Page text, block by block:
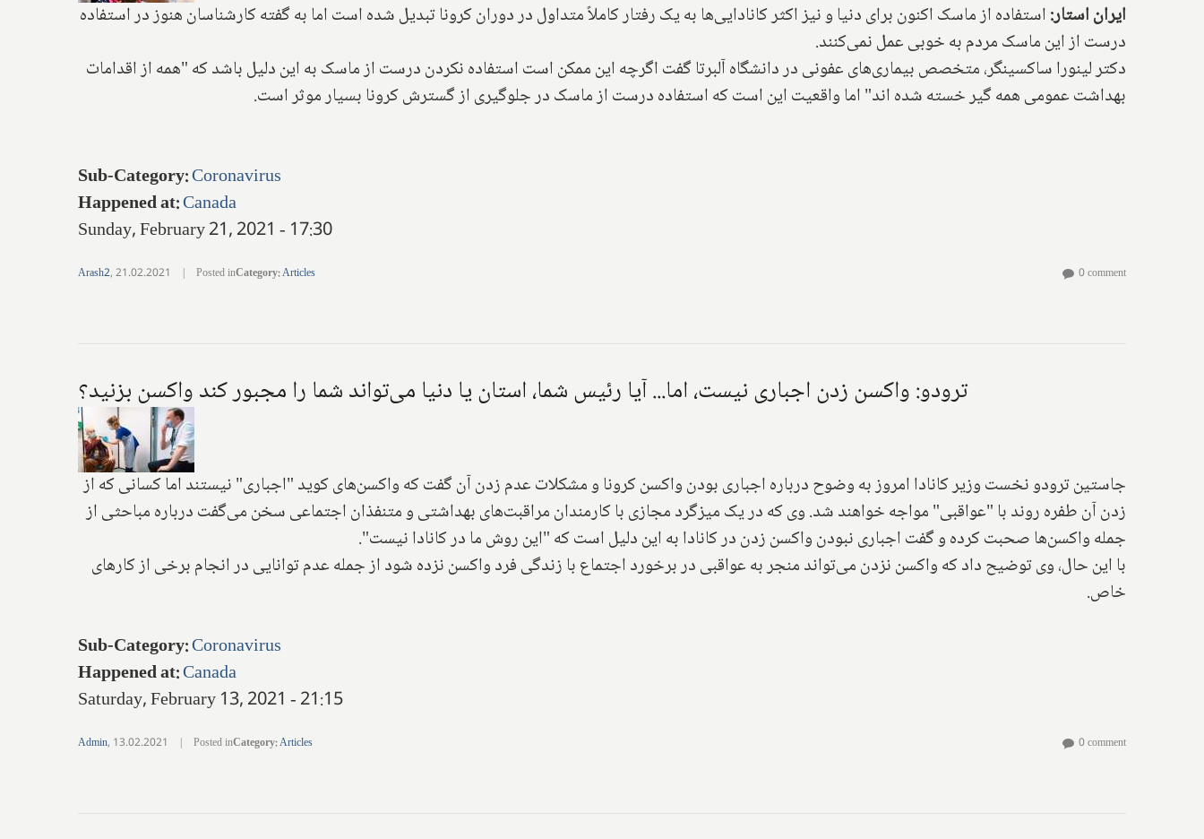
ایران استار:استفاده از ماسک اکنون برای دنیا و نیز اکثر کانادایی‌‌ها به یک رفتار کاملاً متداول در دوران کرونا تبدیل شده است اما به گفته کارشناسان هنوز در استفاده
درست از این ماسک مردم به خوبی عمل نمی‌کنند.
دکتر لینورا ساکسینگر، متخصص بیماری‌های عفونی در دانشگاه آلبرتا گفت اگرچه این ممکن است استفاده نکردن درست از ماسک به این دلیل باشد که "همه از اقدامات
بهداشت عمومی همه گیر خسته شده اند" اما واقعیت این است که استفاده درست از ماسک در جلوگیری از گسترش کرونا بسیار موثر است.
Sub-Category:Coronavirus
Happened at:Canada
Sunday, February 21, 2021 - 17:30
Arash2,21.02.2021 | Posted inCategory:Articles 0 comment
ترودو: واکسن زدن اجباری نیست، اما... آیا رئیس شما، استان یا دنیا می‌تواند شما را مجبور کند واکسن بزنید؟
جاستین ترودو نخست وزیر کانادا امروز به وضوح درباره اجباری بودن واکسن کرونا و مشکلات عدم زدن آن گفت که واکسن‌های کوید "اجباری" نیستند اما کسانی که از
زدن آن طفره روند با "عواقبی" مواجه خواهند شد. وی که در یک میزگرد مجازی با کارمندان مراقبت‌های بهداشتی و متنفذان اجتماعی سخن می‌گفت درباره مباحثی از
جمله واکسن‌ها صحبت کرده و گفت اجباری نبودن واکسن زدن در کانادا به این دلیل است که "این روش ما در كانادا نیست".
با این حال، وی توضیح داد که واکسن نزدن می‌تواند منجر به عواقبی در برخورد اجتماع با زندگی فرد واکسن نزده شود از جمله عدم توانایی در انجام برخی از کارهای
خاص.
Sub-Category:Coronavirus
Happened at:Canada
Saturday, February 13, 2021 - 21:15
Admin, 13.02.2021 | Posted inCategory:Articles 0 comment